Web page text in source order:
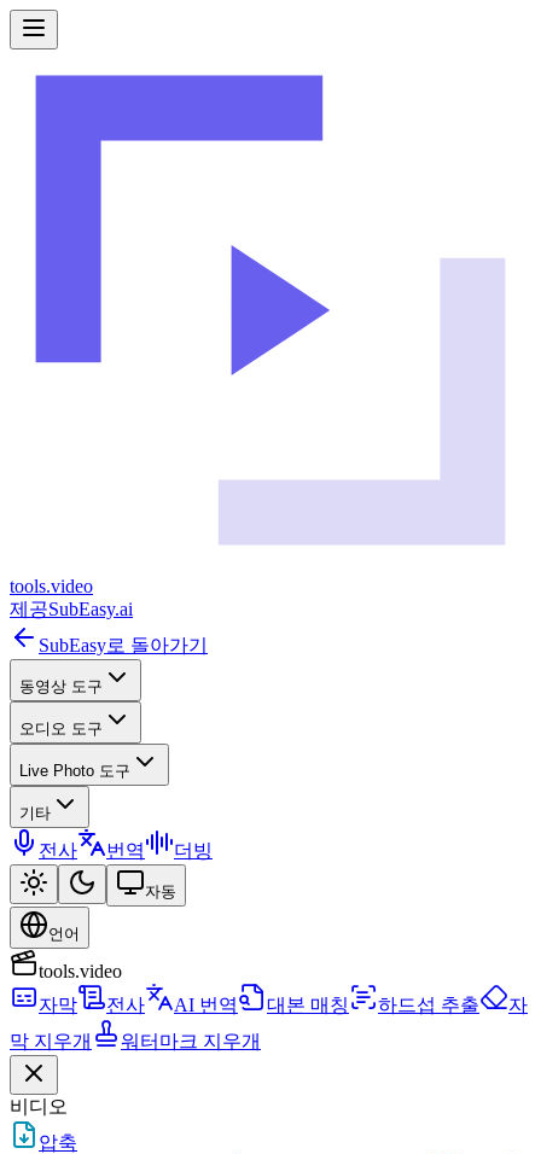
tools.video
제공SubEasy.ai
SubEasy로 돌아가기
동영상 도구
오디오 도구
Live Photo 도구
기타
전사 번역 더빙
자동
언어
tools.video
자막
전사 AI 번역 대본 매칭 하드섭 추출
자
막 지우개
워터마크 지우개
비디오
압축